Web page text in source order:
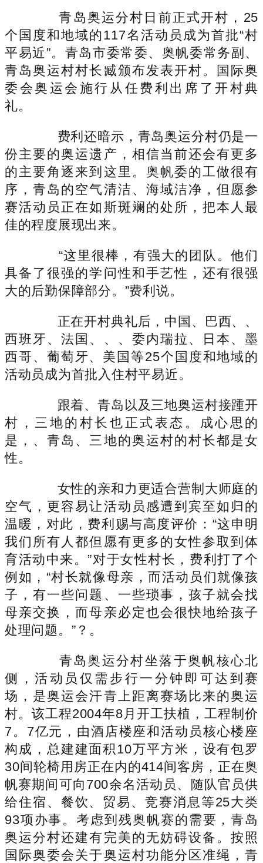
青岛奥运分村日前正式开村，25
个国度和地域的117名活动员成为首批“村
平易近”。青岛市委常委、奥帆委常务副、
青岛奥运村村长臧颁布发表开村。国际奥
委会奥运会施行从任费利出席了开村典
礼。
费利还暗示，青岛奥运分村仍是一
份主要的奥运遗产，相信当前还会有更多
的主要角逐来到这里。奥帆委的工做很有
序，青岛的空气清洁、海域洁净，但愿参
赛活动员正在如斯斑斓的处所，把本人最
佳的程度展现出来。
“这里很棒，有强大的团队。他们
具备了很强的学问性和手艺性，还有很强
大的后勤保障部分。”费利说。
正在开村典礼后，中国、巴西、、
西班牙、法国、、、委内瑞拉、日本、墨
西哥、葡萄牙、美国等25个国度和地域的
活动员成为首批入住村平易近。
跟着、青岛以及三地奥运村接踵开
村，三地的村长也正式表态。成心思的
是，、青岛、三地的奥运村的村长都是女
性。
女性的亲和力更适合营制大师庭的
空气，更容易让活动员感遭到宾至如归的
温暖，对此，费利赐与高度评价：“这申明
我们所有人都但愿有更多的女性参取到体
育活动中来。”对于女性村长，费利打了个
例如，“村长就像母亲，而活动员们就像孩
子，有一些问题、一些琐事，孩子就会找
母亲交换，而母亲必定也会很快地给孩子
处理问题。”？。
青岛奥运分村坐落于奥帆核心北
侧，活动员仅需步行一分钟即可达到赛
场，是奥运会汗青上距离赛场比来的奥运
村。该工程2004年8月开工扶植，工程制价
7。7亿元，由酒店楼座和活动员核心楼座
构成，总建建面积10万平方米，设有包罗
30间轮椅用房正在内的414间客房，正在奥
帆赛期间可向700余名活动员、随队官员供
给住宿、餐饮、贸易、竞赛消息等25大类
93项办事。考虑到残奥帆赛的需要，青岛
奥运分村还建有完美的无妨碍设备。按照
国际奥委会关于奥运村功能分区准绳，青